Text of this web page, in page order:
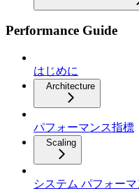
Performance Guide
はじめに
Architecture
パフォーマンス指標
Scaling
システム パフォー